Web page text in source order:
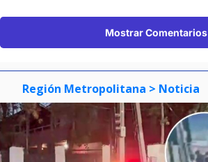
Mostrar Comentarios
Región Metropolitana > Noticia